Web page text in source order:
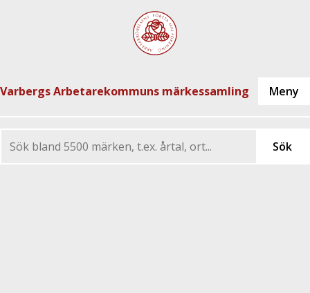
Varbergs Arbetarekommuns märkessamling